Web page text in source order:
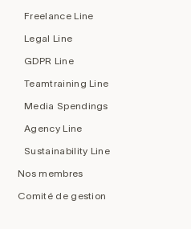
Freelance Line
Legal Line
GDPR Line
Teamtraining Line
Media Spendings
Agency Line
Sustainability Line
Nos membres
Comité de gestion